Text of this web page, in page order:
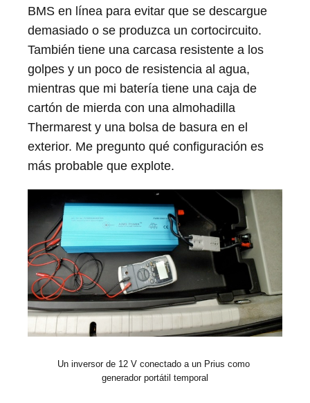
BMS en línea para evitar que se descargue
demasiado o se produzca un cortocircuito.
También tiene una carcasa resistente a los
golpes y un poco de resistencia al agua,
mientras que mi batería tiene una caja de
cartón de mierda con una almohadilla
Thermarest y una bolsa de basura en el
exterior. Me pregunto qué configuración es
más probable que explote.
Un inversor de 12 V conectado a un Prius como
generador portátil temporal